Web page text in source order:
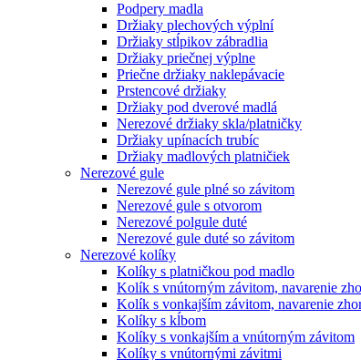
Podpery madla
Držiaky plechových výplní
Držiaky stĺpikov zábradlia
Držiaky priečnej výplne
Priečne držiaky naklepávacie
Prstencové držiaky
Držiaky pod dverové madlá
Nerezové držiaky skla/platničky
Držiaky upínacích trubíc
Držiaky madlových platničiek
Nerezové gule
Nerezové gule plné so závitom
Nerezové gule s otvorom
Nerezové polgule duté
Nerezové gule duté so závitom
Nerezové kolíky
Kolíky s platničkou pod madlo
Kolík s vnútorným závitom, navarenie
Kolík s vonkajším závitom, navarenie
Kolíky s kĺbom
Kolíky s vonkajším a vnútorným závitom
Kolíky s vnútornými závitmi